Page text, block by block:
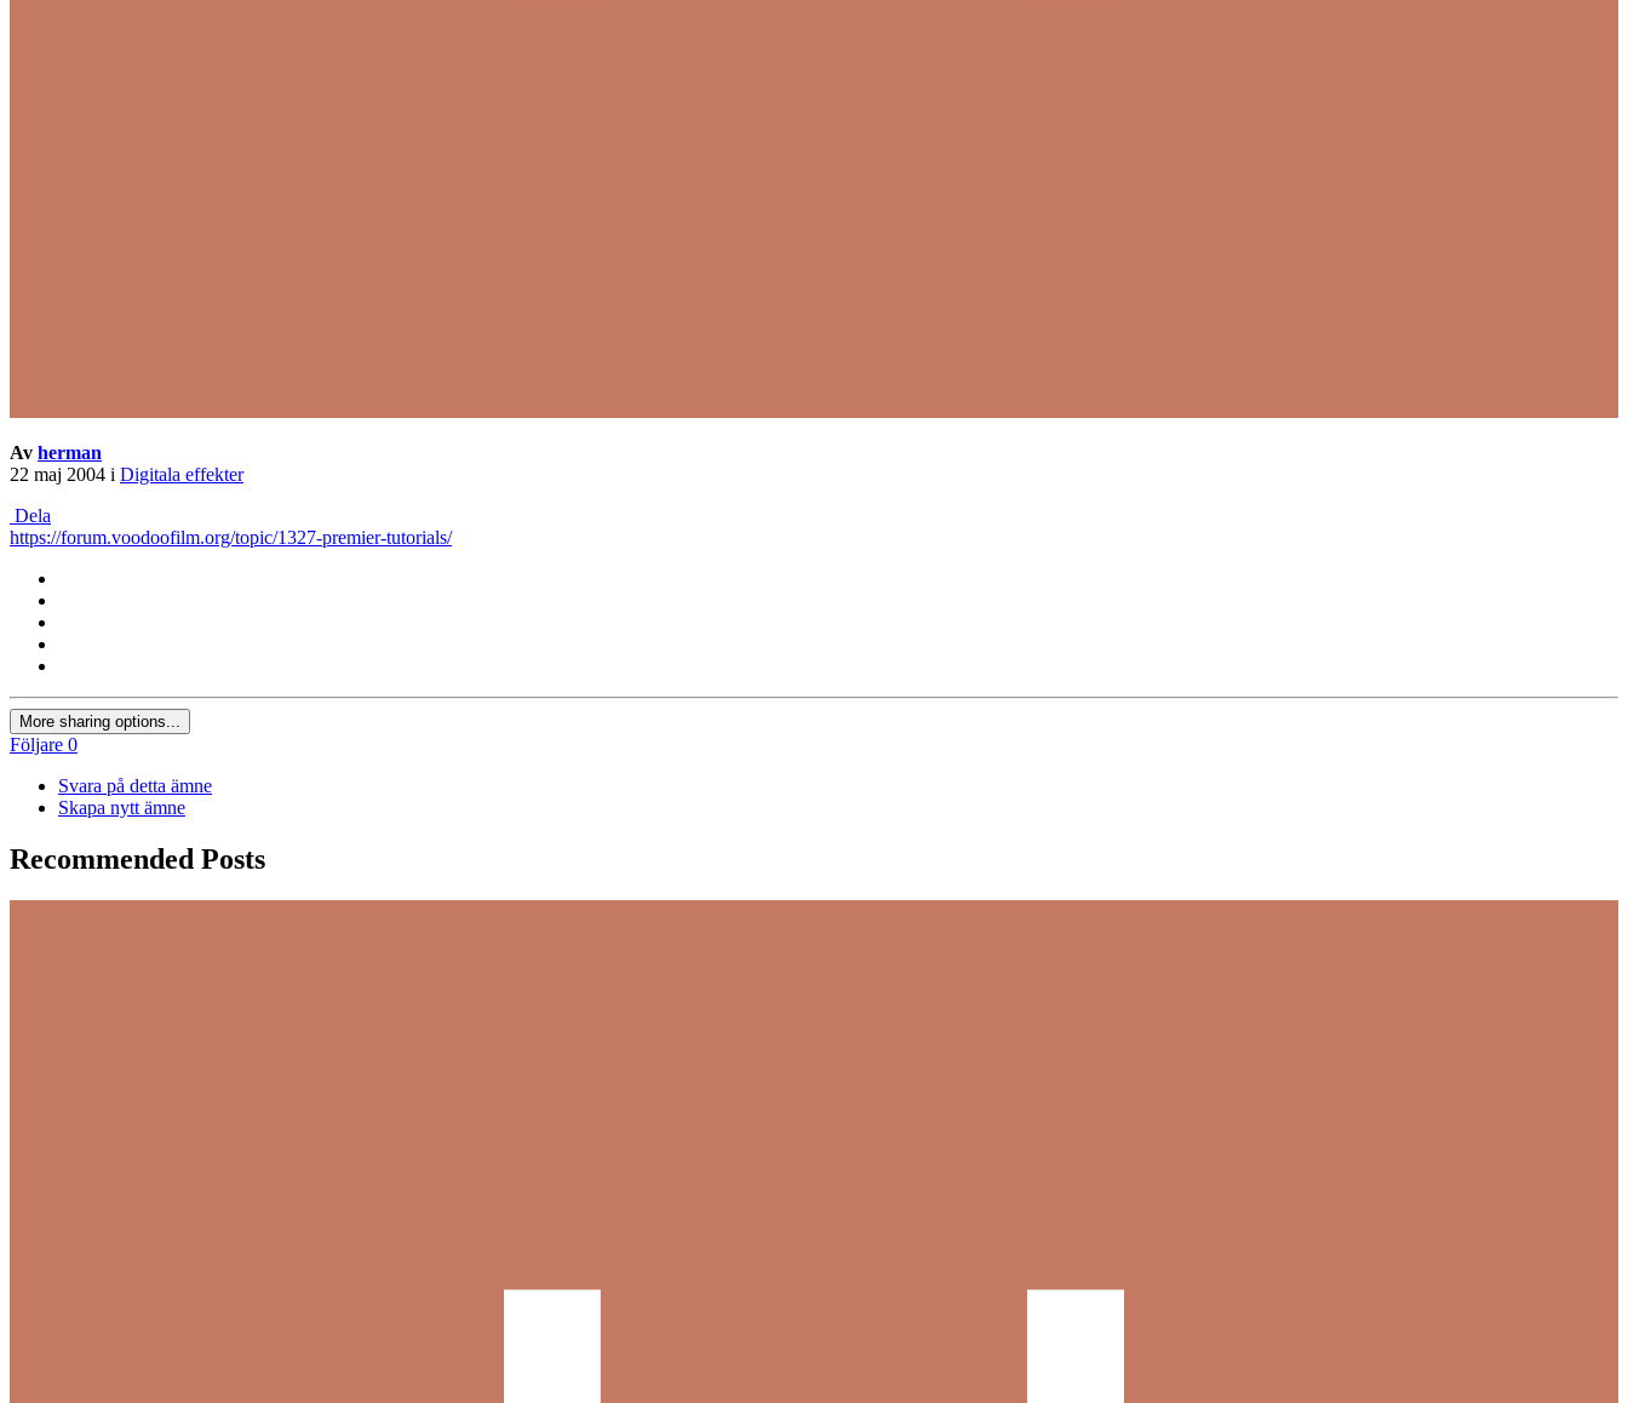
Av herman
22 maj 2004 i Digitala effekter
Dela
https://forum.voodoofilm.org/topic/1327-premier-tutorials/
More sharing options...
Följare 0
Svara på detta ämne
Skapa nytt ämne
Recommended Posts